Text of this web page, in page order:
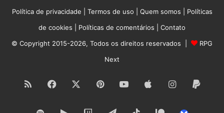
Política de privacidade Termos de uso Quem somos
Políticas
de cookies
Políticas de comentários
Contato
© Copyright 2015-2026, Todos os direitos reservados |
RPG
Next
RSS Facebook PinterestYouTubeAppleInstagram